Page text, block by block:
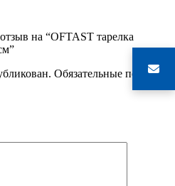
на “OFTAST тарелка
Обязательные поля